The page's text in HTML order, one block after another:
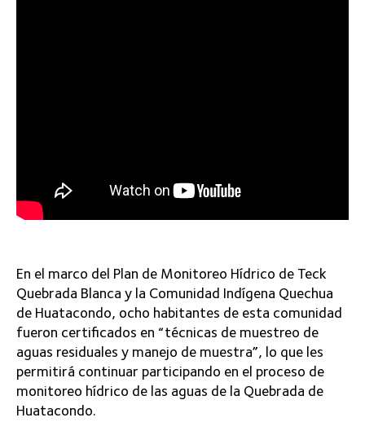
En el marco del Plan de Monitoreo Hídrico de Teck
Quebrada Blanca y la Comunidad Indígena Quechua
de Huatacondo, ocho habitantes de esta comunidad
fueron certificados en “técnicas de muestreo de
aguas residuales y manejo de muestra”, lo que les
permitirá continuar participando en el proceso de
monitoreo hídrico de las aguas de la Quebrada de
Huatacondo.